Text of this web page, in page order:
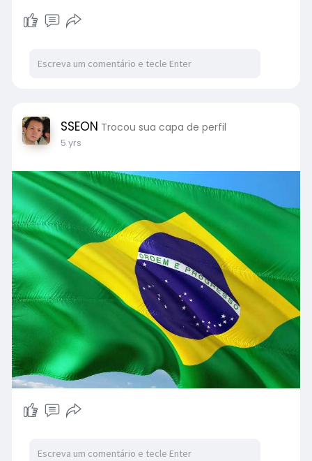
SSEON Trocou sua capa de perfil
5 yrs